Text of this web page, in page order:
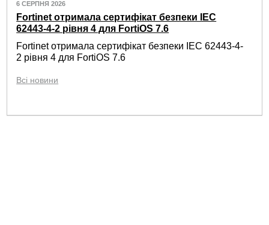
6 СЕРПНЯ 2026
Fortinet отримала сертифікат безпеки IEC
62443-4-2 рівня 4 для FortiOS 7.6
Fortinet отримала сертифікат безпеки IEC 62443-4-
2 рівня 4 для FortiOS 7.6
Всі новини